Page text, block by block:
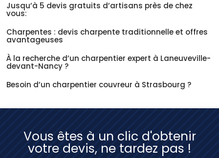
Jusqu’à 5 devis gratuits d’artisans près de chez
vous:
Charpentes : devis charpente traditionnelle et offres
avantageuses
À la recherche d’un charpentier expert à Laneuveville-
devant-Nancy ?
Besoin d’un charpentier couvreur à Strasbourg ?
Vous êtes à un clic d'obtenir
votre devis, ne tardez pas !